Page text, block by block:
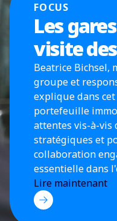
FOCUS
Les
visite des
Beatrice Bichsel,
groupe et
explique dans
portefeuille
attentes vis-à-vis
stratégiques et
collaboration
essentielle dans
Lire maintenant